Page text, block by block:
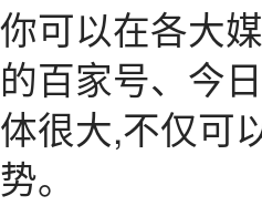
你可以在各大
的百家号、今
体很大,不仅可
势。